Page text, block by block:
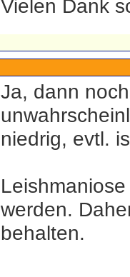
Vielen Dank
Ja, dann
niedrig, evtl.
werden.
behalten.